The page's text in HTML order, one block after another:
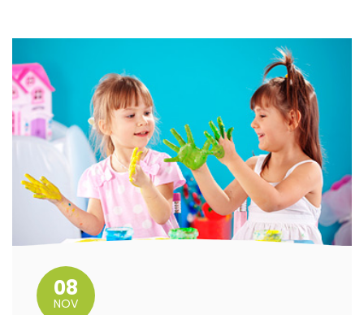
08
NOV